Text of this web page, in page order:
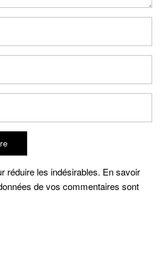
réduire les indésirables. En savoir
de vos commentaires sont